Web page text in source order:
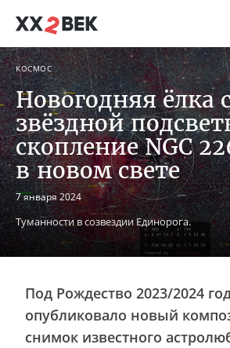
КОСМОС
Новогодняя ёлка
звёздной
скопление NGC
в новом свете
7 января 2024
Туманности в созвездии Единорога.
Под Рождество 2023/2024
опубликовало новый
снимок известного